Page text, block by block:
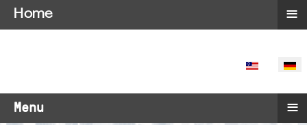
SPRACHE
Menu ≡
Home ≡